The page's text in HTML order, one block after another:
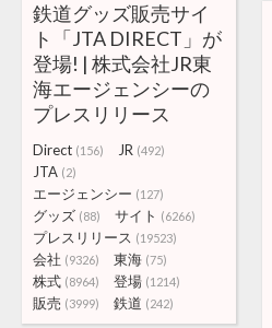
鉄道グッズ販売サイ
ト「JTA DIRECT」が
登場! | 株式会社JR東
海エージェンシーの
プレスリリース
Direct (156) JR (492)
JTA (2)
エージェンシー (127)
グッズ (88) サイト (6266)
プレスリリース (19523)
会社 (9326) 東海 (75)
株式 (8964) 登場 (1214)
販売 (3999) 鉄道 (242)